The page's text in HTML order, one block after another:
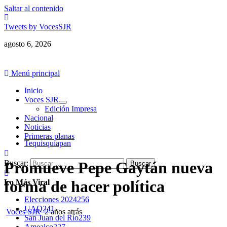
Saltar al contenido
Tweets by VocesSJR
agosto 6, 2026
Menú principal
Inicio
Voces SJR
Edición Impresa
Nacional
Noticias
Primeras planas
Buscar:
Lo Más Viral
Elecciones 2024256
UAQ241
San Juan del Río239
Tequisquiapan
Promueve Pepe Gaytán nueva
forma de hacer política
Voces SJR2 años atrás